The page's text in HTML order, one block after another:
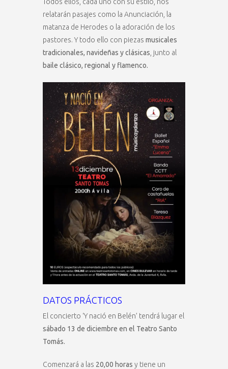
relatarán pasajes como la Anunciación, la
matanza de Herodes o la adoración de los
pastores. Y todo ello con piezas musicales
tradicionales, navideñas y clásicas , junto al
baile clásico, regional y flamenco.
DATOS PRÁCTICOS
El concierto ‘Y nació en Belén’ tendrá lugar el
sábado 13 de diciembre en el Teatro Santo
Tomás.
Comenzará a las 20,00 horas y tiene un